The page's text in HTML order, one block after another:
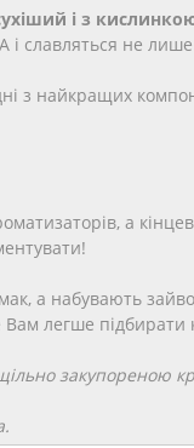
і з
славляться не
найкращих
а
а набувають
легше підбирати